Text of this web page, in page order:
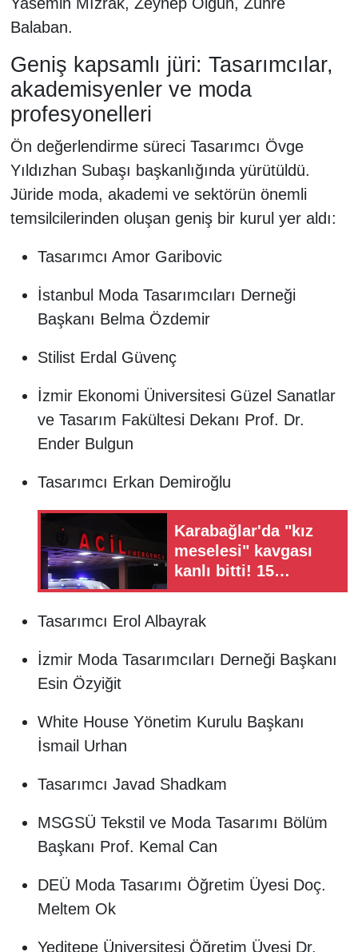
Balaban.
Geniş kapsamlı jüri: Tasarımcılar,
akademisyenler ve moda
profesyonelleri
Ön değerlendirme süreci Tasarımcı Övge
Yıldızhan Subaşı başkanlığında yürütüldü.
Jüride moda, akademi ve sektörün önemli
temsilcilerinden oluşan geniş bir kurul yer aldı:
Tasarımcı Amor Garibovic
İstanbul Moda Tasarımcıları Derneği
Başkanı Belma Özdemir
Stilist Erdal Güvenç
İzmir Ekonomi Üniversitesi Güzel Sanatlar
ve Tasarım Fakültesi Dekanı Prof. Dr.
Ender Bulgun
Tasarımcı Erkan Demiroğlu
Karabağlar'da "kız
meselesi" kavgası
kanlı bitti! 15
yaşındaki çocuk
kalbinden bıçaklandı
Tasarımcı Erol Albayrak
İzmir Moda Tasarımcıları Derneği Başkanı
Esin Özyiğit
White House Yönetim Kurulu Başkanı
İsmail Urhan
Tasarımcı Javad Shadkam
MSGSÜ Tekstil ve Moda Tasarımı Bölüm
Başkanı Prof. Kemal Can
DEÜ Moda Tasarımı Öğretim Üyesi Doç.
Meltem Ok
Yeditepe Üniversitesi Öğretim Üyesi Dr.